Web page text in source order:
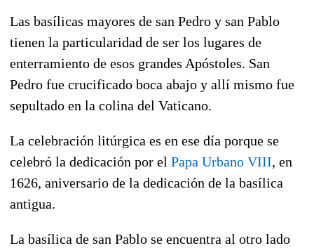
Las basílicas mayores de san Pedro y san Pablo
tienen la particularidad de ser los lugares de
enterramiento de esos grandes Apóstoles. San
Pedro fue crucificado boca abajo y allí mismo fue
sepultado en la colina del Vaticano.
La celebración litúrgica es en ese día porque se
celebró la dedicación por el Papa Urbano VIII, en
1626, aniversario de la dedicación de la basílica
antigua.
La basílica de san Pablo se encuentra al otro lado